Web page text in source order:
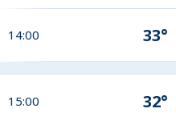
14:00 33°
15:00 32°